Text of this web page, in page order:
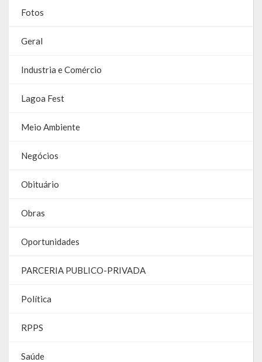
Galeria de Soberanas
Galeria de Vereadores
SIAFIC
Contas
Contas – TCE
Fotos
Geral
Industria e Comércio
Lagoa Fest
Meio Ambiente
Negócios
Obituário
Obras
Oportunidades
PARCERIA PUBLICO-PRIVADA
Política
RPPS
Saúde